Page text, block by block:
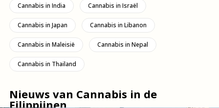
Cannabis in India Cannabis in Israël
Cannabis in Japan Cannabis in Libanon
Cannabis in Maleisië Cannabis in Nepal
Cannabis in Thailand
Nieuws van Cannabis in de
Filippijnen